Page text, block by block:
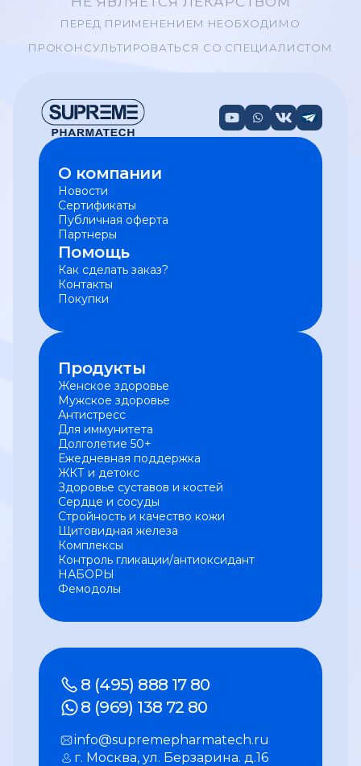
ПЕРЕД ПРИМЕНЕНИЕМ НЕОБХОДИМО
ПРОКОНСУЛЬТИРОВАТЬСЯ СО СПЕЦИАЛИСТОМ
О компании
Новости
Сертификаты
Публичная оферта
Партнеры
Помощь
Как сделать заказ?
Контакты
Покупки
Продукты
Женское здоровье
Мужское здоровье
Антистресс
Для иммунитета
Долголетие 50+
Ежедневная поддержка
ЖКТ и детокс
Здоровье суставов и костей
Сердце и сосуды
Стройность и качество кожи
Щитовидная железа
Комплексы
Контроль гликации/антиоксидант
НАБОРЫ
Фемодолы
8 (495) 888 17 80
8 (969) 138 72 80
info@supremepharmatech.ru
г. Москва, ул. Берзарина. д.16